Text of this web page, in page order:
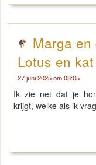
Marga
Lotus en
27 juni 2025 om 08:05
Ik zie net dat je
krijgt, welke als ik